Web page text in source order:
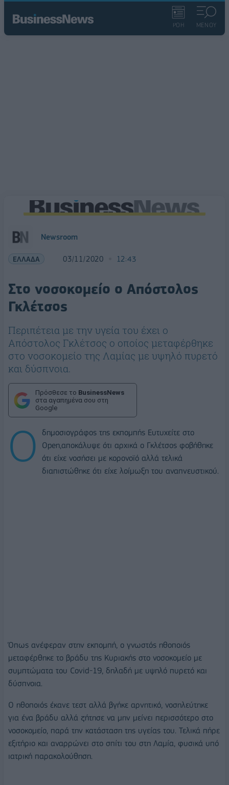
ΡΟΗ ΜΕΝΟΥ
Newsroom
ΕΛΛΑΔΑ 03/11/2020 12:43
Στο νοσοκομείο ο Απόστολος
Γκλέτσος
Περιπέτεια με την υγεία του έχει ο
Απόστολος Γκλέτσος ο οποίος μεταφέρθηκε
στο νοσοκομείο της Λαμίας με υψηλό πυρετό
και δύσπνοια.
Πρόσθεσε το BusinessNews
στα αγαπημένα σου στη
Google
Ο
δημοσιογράφος της εκπομπής Ευτυχείτε στο
Open,αποκάλυψε ότι αρχικά ο Γκλέτσος φοβήθηκε
ότι είχε νοσήσει με κορονοϊό αλλά τελικά
διαπιστώθηκε ότι είχε λοίμωξη του αναπνευστικού.
Όπως ανέφεραν στην εκπομπή, ο γνωστός ηθοποιός
μεταφέρθηκε το βράδυ της Κυριακής στο νοσοκομείο με
συμπτώματα του Covid-19, δηλαδή με υψηλό πυρετό και
δύσπνοια.
Ο ηθοποιός έκανε τεστ αλλά βγήκε αρνητικό, νοσηλεύτηκε
για ένα βράδυ αλλά ζήτησε να μην μείνει περισσότερο στο
νοσοκομείο, παρά την κατάσταση της υγείας του. Τελικά πήρε
εξιτήριο και αναρρώνει στο σπίτι του στη Λαμία, φυσικά υπό
ιατρική παρακολούθηση.